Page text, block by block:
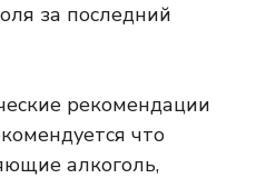
за последний
рекомендации
что
алкоголь,